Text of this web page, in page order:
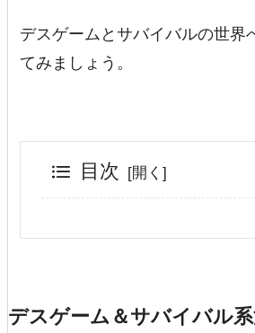
デスゲームとサバイバルの世界
てみましょう。
目次
デスゲーム＆サバイバル